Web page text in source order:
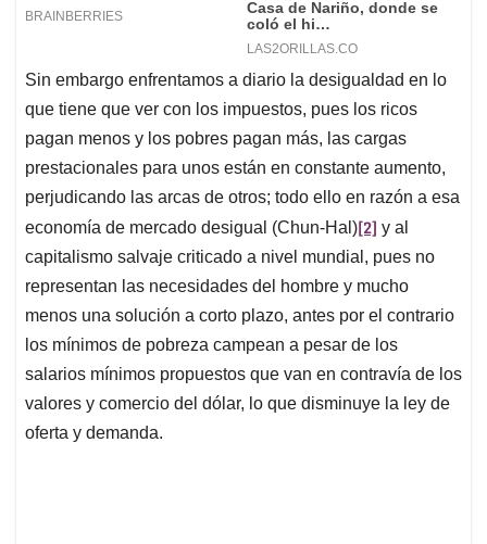
Sin embargo enfrentamos a diario la desigualdad en lo
que tiene que ver con los impuestos, pues los ricos
pagan menos y los pobres pagan más, las cargas
prestacionales para unos están en constante aumento,
perjudicando las arcas de otros; todo ello en razón a esa
economía de mercado desigual (Chun-Hal)[2] y al
capitalismo salvaje criticado a nivel mundial, pues no
representan las necesidades del hombre y mucho
menos una solución a corto plazo, antes por el contrario
los mínimos de pobreza campean a pesar de los
salarios mínimos propuestos que van en contravía de los
valores y comercio del dólar, lo que disminuye la ley de
oferta y demanda.